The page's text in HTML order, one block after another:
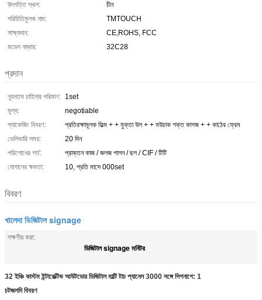
উৎপত্তি স্থল:
চীন
পরিচিতিমুলক নাম:
TMTOUCH
সাক্ষ্যদান:
CE,ROHS, FCC
মডেল নম্বার:
32C28
প্রদান
ন্যূনতম চাহিদার পরিমাণ: 1set
মূল্য:
negotiable
প্যাকেজিং বিবরণ:
প্রতিরক্ষামূলক ফিল্ম + + মুক্তা উল + + মউচাক শক্ত কাগজ + + কাঠের ফ্রেম
ডেলিভারি সময়:
20 দিন
পরিশোধের শর্ত:
প্রাক্তন কাজ / জলজ পালন / ছল / CIF / টিটি
যোগানের ক্ষমতা:
10, প্রতি মাসে 000set
বিবরণ
খালেদা ডিজিটাল signage
লক্ষণীয় করা:
ডিজিটাল signage মনিটর
32 ইঞ্চি কাস্টম ইন্টারেক্টিভ আউটডোর ডিজিটাল মাল্টি টাচ প্যানেল 3000 সঙ্গে সিগনাগে: 1
চটজলদি বিবরণ